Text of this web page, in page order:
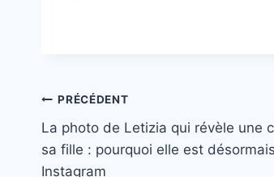
Navigation
de
PRÉCÉDENT
La photo de Letizia qui révèle une
sa fille : pourquoi elle est
Instagram